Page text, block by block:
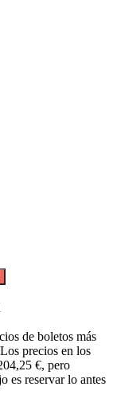
de boletos más
precios en los
€, pero
es reservar lo antes